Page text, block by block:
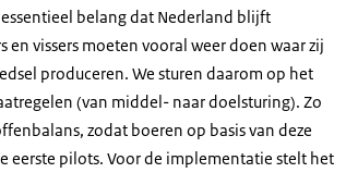
belang dat Nederland blijft
vissers moeten vooral weer doen waar zij
produceren. We sturen daarom op het
(van middel- naar doelsturing). Zo
zodat boeren op basis van deze
eerste pilots. Voor de implementatie stelt het